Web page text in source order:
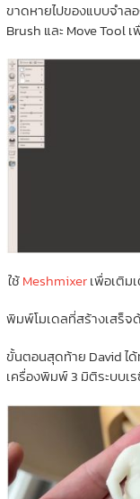
ขาดหายไปของแบบจำล
Brush และ Move Tool
ใช้Meshmixerเพื่อเติม
พิมพ์โมเดลที่สร้างเสร็จ
ขั้นตอนสุดท้าย David ไ
เครื่องพิมพ์ 3 มิติระบบเ